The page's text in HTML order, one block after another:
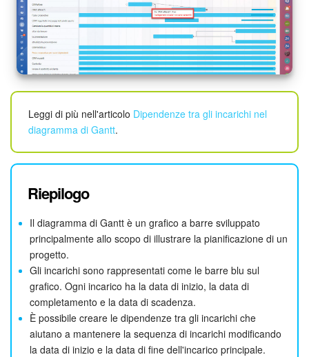
Leggi di più nell'articolo Dipendenze tra gli incarichi nel
diagramma di Gantt.
Riepilogo
Il diagramma di Gantt è un grafico a barre sviluppato
principalmente allo scopo di illustrare la pianificazione di un
progetto.
Gli incarichi sono rappresentati come le barre blu sul
grafico. Ogni incarico ha la data di inizio, la data di
completamento e la data di scadenza.
È possibile creare le dipendenze tra gli incarichi che
aiutano a mantenere la sequenza di incarichi modificando
la data di inizio e la data di fine dell'incarico principale.